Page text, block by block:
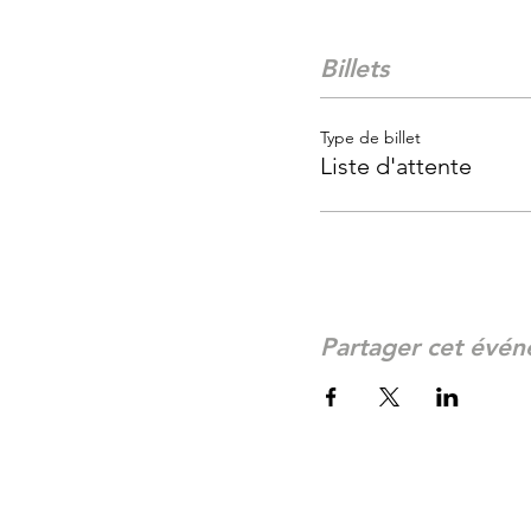
Billets
Type de billet
Liste d'attente
Partager cet